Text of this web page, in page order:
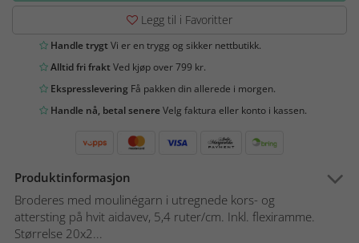
Legg til i Favoritter
Handle trygtVi er en trygg og sikker nettbutikk.
Alltid fri fraktVed kjøp over 799 kr.
Ekspresslevering Få pakken din allerede i morgen.
Handle nå, betal senereVelg faktura eller konto i kassen.
Produktinformasjon
Broderes med moulinégarn i utregnede kors- og
attersting på hvit aidavev, 5,4 ruter/cm. Inkl. flexiramme.
Størrelse 20x2...